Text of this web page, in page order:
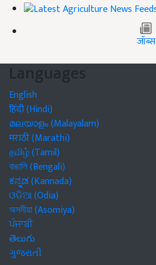
जॉब्स
Languages
English
हिंदी (Hindi)
മലയാളം (Malayalam)
मराठी (Marathi)
தமிழ் (Tamil)
বাঙালি (Bengali)
ಕನ್ನಡ (Kannada)
ଓଡିଆ (Odia)
অসমীয়া (Asomiya)
ਪੰਜਾਬੀ
తెలుగు
ગુજરાતી